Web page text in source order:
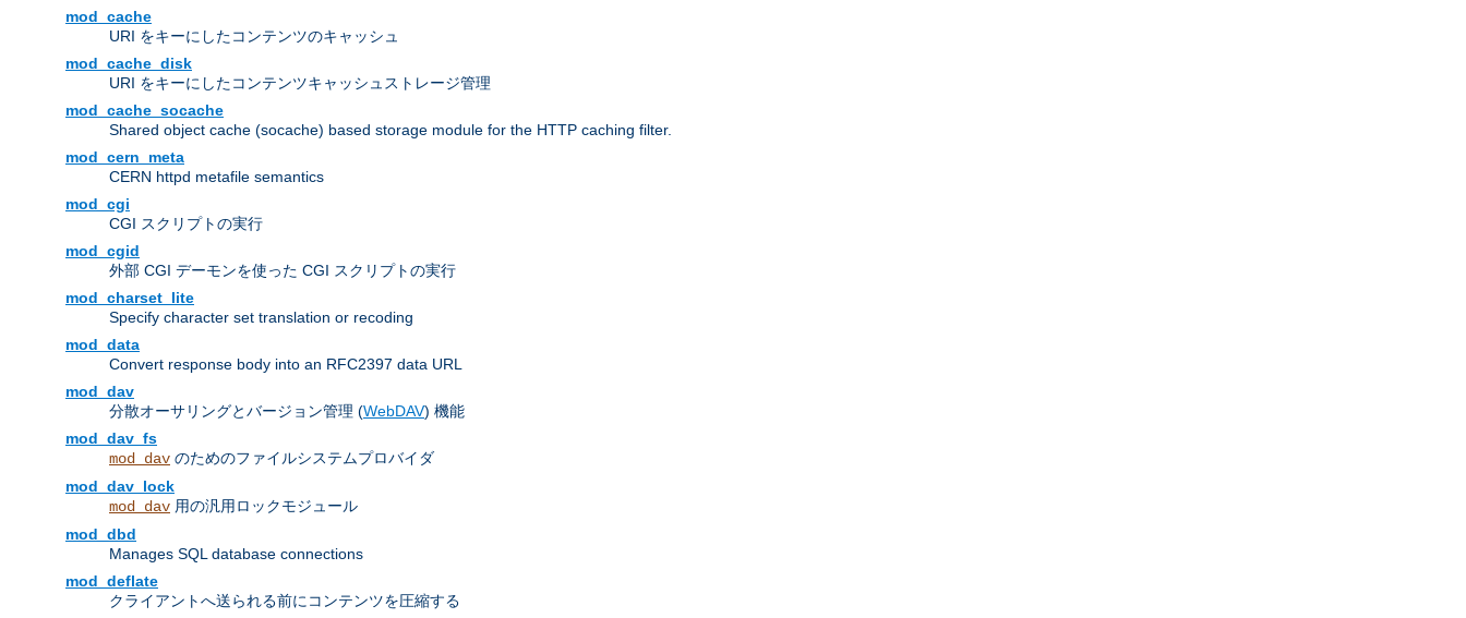
mod_cache
URI をキーにしたコンテンツのキャッシュ
mod_cache_disk
URI をキーにしたコンテンツキャッシュストレージ管理
mod_cache_socache
Shared object cache (socache) based storage module for the HTTP caching filter.
mod_cern_meta
CERN httpd metafile semantics
mod_cgi
CGI スクリプトの実行
mod_cgid
外部 CGI デーモンを使った CGI スクリプトの実行
mod_charset_lite
Specify character set translation or recoding
mod_data
Convert response body into an RFC2397 data URL
mod_dav
分散オーサリングとバージョン管理 (WebDAV) 機能
mod_dav_fs
mod_dav のためのファイルシステムプロバイダ
mod_dav_lock
mod_dav 用の汎用ロックモジュール
mod_dbd
Manages SQL database connections
mod_deflate
クライアントへ送られる前にコンテンツを圧縮する